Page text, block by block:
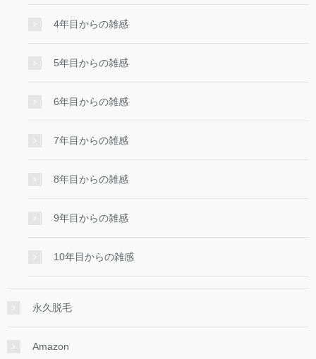
4年目からの雑感
5年目からの雑感
6年目からの雑感
7年目からの雑感
8年目からの雑感
9年目からの雑感
10年目からの雑感
永久脱毛
Amazon